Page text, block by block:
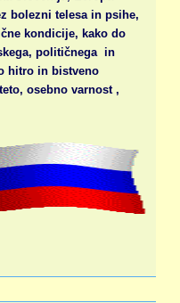
bolezni telesa in psihe,
kondicije, kako do
političnega in
hitro in bistveno
osebno varnost ,